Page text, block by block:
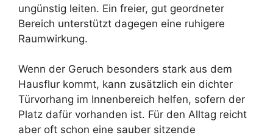
ungünstig leiten. Ein freier, gut geordneter
Bereich unterstützt dagegen eine ruhigere
Raumwirkung.
Wenn der Geruch besonders stark aus dem
Hausflur kommt, kann zusätzlich ein dichter
Türvorhang im Innenbereich helfen, sofern der
Platz dafür vorhanden ist. Für den Alltag reicht
aber oft schon eine sauber sitzende